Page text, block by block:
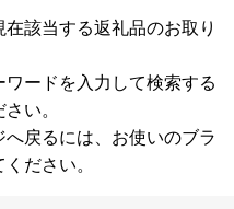
該当する返礼品のお取り
ードを入力して検索する
い。
戻るには、お使いのブラ
ださい。